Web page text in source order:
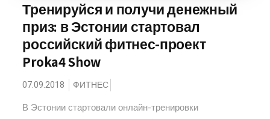
Тренируйся и получи денежный
приз: в Эстонии стартовал
российский фитнес-проект
Proka4 Show
07.09.2018 ФИТНЕС
В Эстонии стартовали онлайн-тренировки